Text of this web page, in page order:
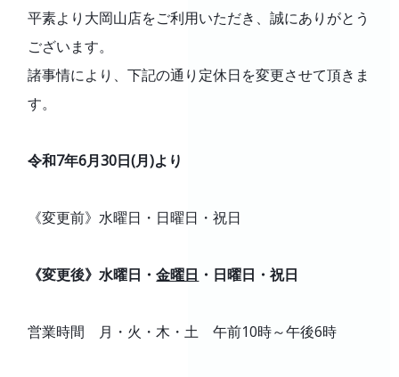
よくあるご質問
会社案内
平素より大岡山店をご利用いただき、誠にありがとう
ございます。
諸事情により、下記の通り定休日を変更させて頂きま
す。
令和7年6月30日(月)より
《変更前》水曜日・日曜日・祝日
《変更後》水曜日・金曜日 ・日曜日・祝日
営業時間 月・火・木・土 午前10時～午後6時